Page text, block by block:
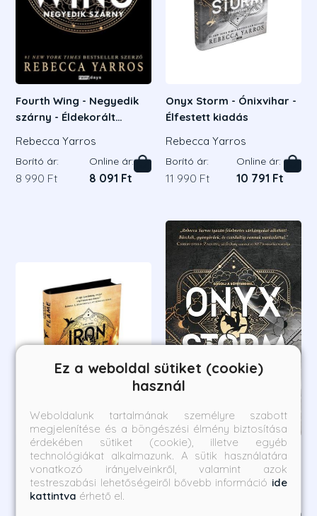
Fourth Wing - Negyedik
szárny - Éldekorált
Rebecca Yarros
Borító ár:
8 990 Ft
Online ár:
8 091 Ft
Onyx Storm - Ónixvihar -
Élfestett kiadás
Rebecca Yarros
Borító ár:
11 990 Ft
Online ár:
10 791 Ft
Iron Flame - Vasláng -
keménykötés - Élfestett
kiadás
Rebecca Yarros
Onyx Storm
Ez a weboldal sütiket (cookie)
használ
Weboldalunk tartalmának személyre szabott
megjelenítése és a böngészési élmény biztosítása
érdekében sütiket (cookie), illetve egyéb
technológiákat alkalmazunk. A sütik használatára
vonatkozó irányelveinkről, valamint azok
testreszabási lehetőségeiről bővebb információ ide
kattintva érhető el.